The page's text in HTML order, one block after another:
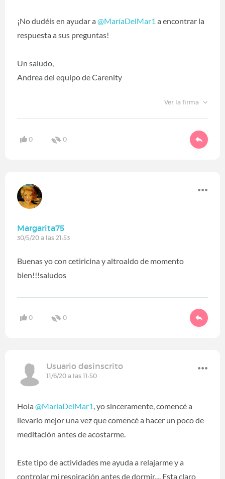
¡No dudéis en ayudar a @MaríaDelMar1 ‍ a encontrar la
respuesta a sus preguntas!
Un saludo,
Andrea del equipo de Carenity
Ver la firma
0 0
Margarita75
30/5/20 a las 21:53
Buenas yo con cetiricina y altroaldo de momento
bien!!!saludos
0 0
Usuario desinscrito
11/6/20 a las 11:50
Hola @MaríaDelMar1‍, yo sinceramente, comencé a
llevarlo mejor una vez que comencé a hacer un poco de
meditación antes de acostarme.
Este tipo de actividades me ayuda a relajarme y a
controlar mi respiración antes de dormir.... Esta claro